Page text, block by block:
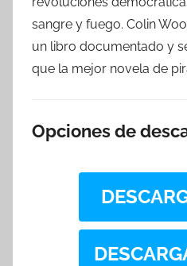
sangre y fuego. Colin
un libro documentado y
que la mejor novela de
Opciones de